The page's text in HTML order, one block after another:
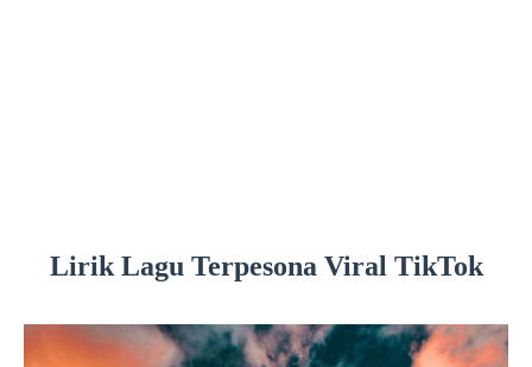
Lirik Lagu Terpesona Viral TikTok